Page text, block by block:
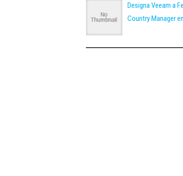
Designa Veeam a
Country Manager